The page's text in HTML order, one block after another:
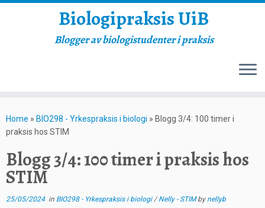
to
content
Biologipraksis UiB
Blogger av biologistudenter i praksis
Home » BIO298 - Yrkespraksis i biologi » Blogg 3/4: 100 timer i
praksis hos STIM
Blogg 3/4: 100 timer i praksis hos
STIM
25/05/2024in BIO298 - Yrkespraksis i biologi/Nelly - STIMby nellyb